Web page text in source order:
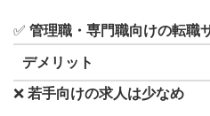
✅ 管理職・専門職向けの転職
デメリット
❌ 若手向けの求人は少なめ